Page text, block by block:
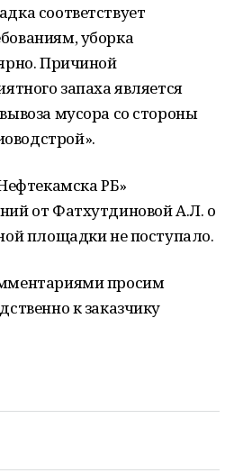
соответствует
уборка
Причиной
запаха является
мусора со стороны
РБ»
от Фатхутдиновой А.Л. о
площадки не поступало.
просим
к заказчику